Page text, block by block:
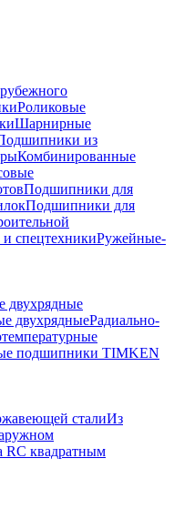
Роликовые
Шарнирные
из
Комбинированные
Подшипники для
Подшипники для
спецтехникиРужейные-
двухрядные
двухрядныеРадиально-
подшипники TIMKEN
сталиИз
RС квадратным